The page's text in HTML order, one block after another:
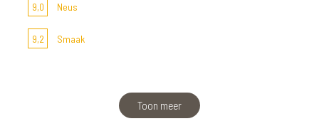
9,0 Neus
9,2 Smaak
Toon meer